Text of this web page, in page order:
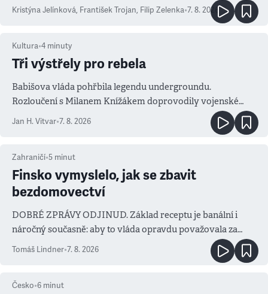
Kristýna Jelínková, František Trojan, Filip Zelenka•7. 8. 2026
Kultura•4 minuty
Tři výstřely pro rebela
Babišova vláda pohřbila legendu undergroundu.
Rozloučení s Milanem Knížákem doprovodily vojenské
salvy i kritika pokrokářů
Jan H. Vitvar•7. 8. 2026
Zahraničí•5 minut
Finsko vymyslelo, jak se zbavit
bezdomovectví
DOBRÉ ZPRÁVY ODJINUD. Základ receptu je banální i
náročný současně: aby to vláda opravdu považovala za
prioritu
Tomáš Lindner•7. 8. 2026
Česko•6 minut